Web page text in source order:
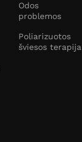
Odos
problemos
Poliarizuotos
šviesos terapija